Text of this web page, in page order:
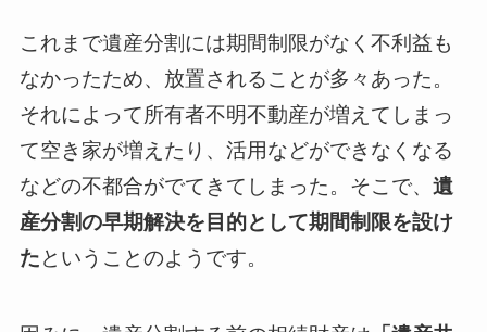
これまで遺産分割には期間制限がなく不利益も
なかったため、放置されることが多々あった。
それによって所有者不明不動産が増えてしまっ
て空き家が増えたり、活用などができなくなる
などの不都合がでてきてしまった。そこで、 遺
産分割の早期解決を目的として期間制限を設け
たということのようです。